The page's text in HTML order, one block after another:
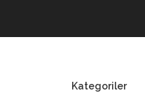
Kategoriler